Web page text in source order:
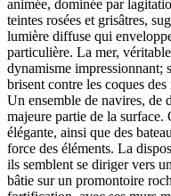
animée, dominée par
teintes rosées et grisâtres,
lumière diffuse qui
particulière. La mer,
dynamisme impressionnant;
brisent contre les coques
Un ensemble de navires, de
majeure partie de la
élégante, ainsi que des
force des éléments. La
ils semblent se diriger vers
bâtie sur un promontoire